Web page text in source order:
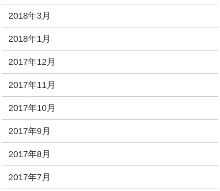
2018年3月
2018年1月
2017年12月
2017年11月
2017年10月
2017年9月
2017年8月
2017年7月